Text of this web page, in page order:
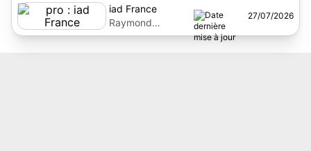
iad France
Raymond
Delpierre
27/07/2026